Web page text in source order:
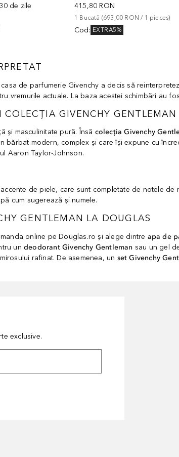
de zile
415,80 RON
1 Bucată (693,00 RON / 1 pieces)
Cod : EXTRA5%
de parfumerie Givenchy a decis să
vremurile actuale. La baza acestei schimbări au
GIVENCHY GENTLEMAN
și masculinitate pură. Însă colecția Givenchy
modern, complex și care își expune cu
Aaron Taylor-Johnson.
de piele, care sunt completate de notele
cum sugerează și numele.
GENTLEMAN LA DOUGLAS
online pe Douglas.ro și alege dintre apa de
undeodorant Givenchy Gentleman sau un gel
rafinat. De asemenea, un set Givenchy
exclusive.